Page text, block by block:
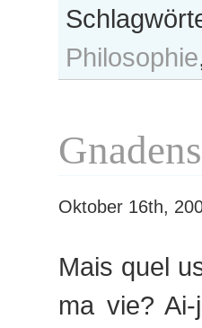
Philosophie
Oktober 16th,
Mais quel
ma vie?